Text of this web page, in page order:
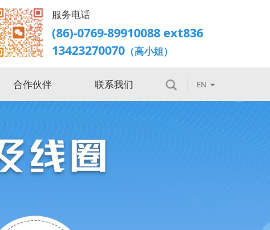
服务电话
(86)-0769-89910088 ext836
13423270070 （高小姐）
合作伙伴 联系我们 EN